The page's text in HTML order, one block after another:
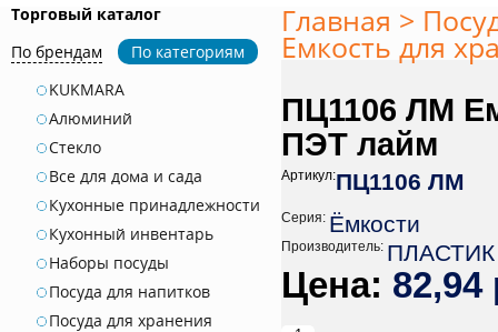
Торговый каталог
По брендам
По категориям
KUKMARA
Алюминий
Стекло
Все для дома и сада
Кухонные принадлежности
Кухонный инвентарь
Наборы посуды
Посуда для напитков
Посуда для хранения
Главная >
Емкость для
ПЦ1106 ЛМ
ПЭТ лайм
Артикул:ПЦ1106 ЛМ
Серия: Ёмкости
Производитель:
82,94